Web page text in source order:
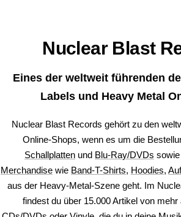
Nuclear Blast
Eines der weltweit führenden
Labels und Heavy Metal
Nuclear Blast Records gehört zu den
Online-Shops, wenn es um die
Schallplatten und Blu-Ray/DVDs
Merchandise wie Band-T-Shirts, Hoodies,
aus der Heavy-Metal-Szene geht. Im
findest du über 15.000 Artikel von